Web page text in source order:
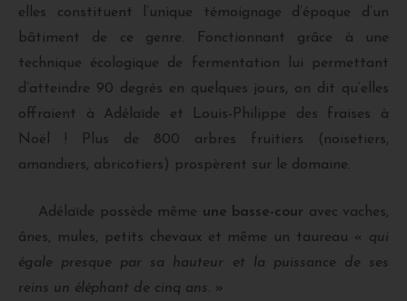
elles constituent l’unique témoignage d’époque d’un
bâtiment de ce genre. Fonctionnant grâce à une
technique écologique de fermentation lui permettant
d’atteindre 90 degrés en quelques jours, on dit qu’elles
offraient à Adélaïde et Louis-Philippe des fraises à
Noël ! Plus de 800 arbres fruitiers (noisetiers,
amandiers, abricotiers) prospèrent sur le domaine.
Adélaïde possède même une basse-cour avec vaches,
ânes, mules, petits chevaux et même un taureau « qui
égale presque par sa hauteur et la puissance de ses
reins un éléphant de cinq ans. »